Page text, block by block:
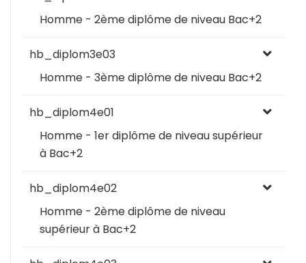
Homme - 2ème diplôme de niveau Bac+2
hb_diplom3e03
Homme - 3ème diplôme de niveau Bac+2
hb_diplom4e01
Homme - 1er diplôme de niveau supérieur
à Bac+2
hb_diplom4e02
Homme - 2ème diplôme de niveau
supérieur à Bac+2